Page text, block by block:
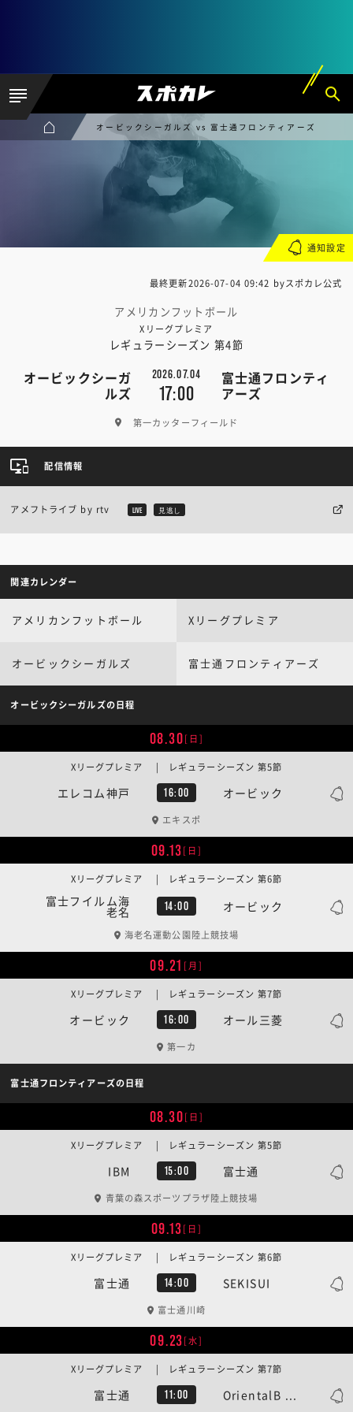
オービックシーガルズ vs 富士通フロンティアーズ
最終更新2026-07-04 09:42 byスポカレ公式
アメリカンフットボール
Xリーグプレミア
レギュラーシーズン 第4節
オービックシーガ
ルズ
2026.07.04
17:00
富士通フロンティ
アーズ
第一カッターフィールド
通知設定
配信情報
アメフトライブ by rtv LIVE 見逃し
関連カレンダー
アメリカンフットボール Xリーグプレミア
オービックシーガルズ 富士通フロンティアーズ
オービックシーガルズの日程
08.30[日]
エレコム神戸 16:00 オービック
Xリーグプレミア | レギュラーシーズン 第5節
エキスポ
09.13[日]
富士フイルム海
老名 14:00 オービック
Xリーグプレミア | レギュラーシーズン 第6節
海老名運動公園陸上競技場
09.21 [月]
オービック 16:00 オール三菱
Xリーグプレミア | レギュラーシーズン 第7節
第一カ
富士通フロンティアーズの日程
08.30[日]
IBM 15:00 富士通
Xリーグプレミア | レギュラーシーズン 第5節
青葉の森スポーツプラザ陸上競技場
09.13[日]
富士通 14:00 SEKISUI
Xリーグプレミア | レギュラーシーズン 第6節
富士通川崎
09.23[水]
富士通 11:00 OrientalB ...
Xリーグプレミア | レギュラーシーズン 第7節